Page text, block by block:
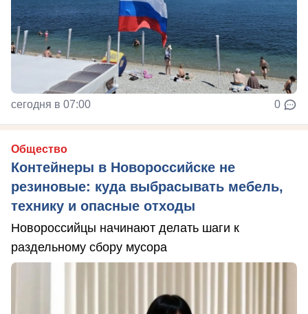
сегодня в 07:00 0
Общество
Контейнеры в Новороссийске не
резиновые: куда выбрасывать мебель,
технику и опасные отходы
Новороссийцы начинают делать шаги к
раздельному сбору мусора